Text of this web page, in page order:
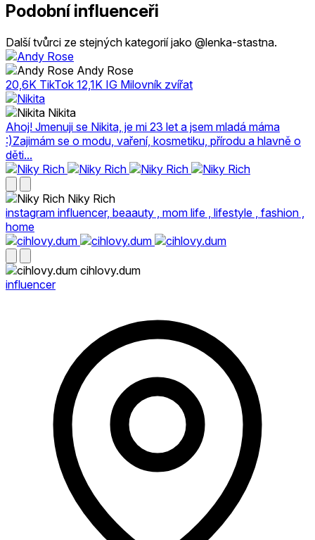
Podobní influenceři
Další tvůrci ze stejných kategorií jako @lenka-stastna.
Andy Rose
20,6K TikTok 12,1K IG Milovník zvířat
Nikita
Ahoj! Jmenuji se Nikita, je mi 23 let a jsem mladá máma
:)Zajimám se o modu, vaření, kosmetiku, přírodu a hlavně o
děti...
Niky Rich
instagram influencer, beaauty , mom life , lifestyle , fashion ,
home
cihlovy.dum
influencer